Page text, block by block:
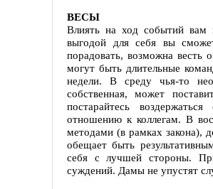
ВЕСЫ
Влиять на ход событий вам
выгодой для себя вы
порадовать, возможна
могут быть длительные
недели. В среду чья-то
собственная, может
постарайтесь
отношению к коллегам. В
методами (в рамках закона),
обещает быть
себя с лучшей стороны.
суждений. Дамы не упустят